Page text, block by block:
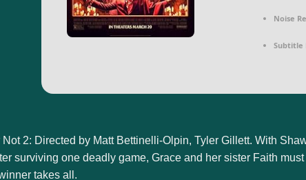
Noise
Subtitle
Not 2: Directed by Matt Bettinelli-Olpin, Tyler Gillett. With
surviving one deadly game, Grace and her sister Faith
takes all.